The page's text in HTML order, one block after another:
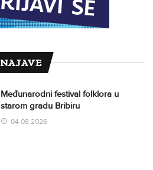
NAJAVE
Međunarodni festival folklora u
starom gradu Bribiru
04.08.2026